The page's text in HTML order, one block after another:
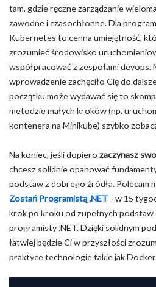
tam, gdzie ręczne zarządzanie
zawodne i czasochłonne. Dla
Kubernetes to cenna umiejętność,
zrozumieć środowisko
współpracować z zespołami
wprowadzenie zachęciło Cię do
początku może wydawać się to
metodzie małych kroków (np.
kontenera na Minikube) szybko
Na koniec, jeśli dopiero zaczynasz
chcesz solidnie opanować
podstaw z dobrego źródła. Polecam
Zostań Programistą .NET - w 15
krok po kroku od zupełnych podstaw
programisty .NET. Dzięki solidnym
łatwiej będzie Ci w przyszłości
praktyce technologie takie jak